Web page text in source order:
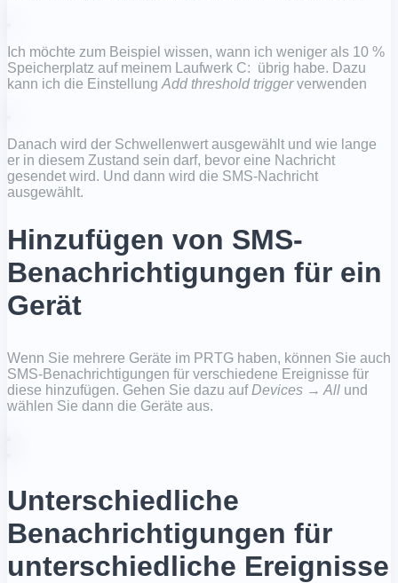
Ich möchte zum Beispiel wissen, wann ich weniger als 10 %
Speicherplatz auf meinem Laufwerk C: übrig habe. Dazu
kann ich die Einstellung Add threshold triggerverwenden
Danach wird der Schwellenwert ausgewählt und wie lange
er in diesem Zustand sein darf, bevor eine Nachricht
gesendet wird. Und dann wird die SMS-Nachricht
ausgewählt.
Hinzufügen von SMS-
Benachrichtigungen für ein
Gerät
Wenn Sie mehrere Geräte im PRTG haben, können Sie auch
SMS-Benachrichtigungen für verschiedene Ereignisse für
diese hinzufügen. Gehen Sie dazu aufDevices → All und
wählen Sie dann die Geräte aus.
Unterschiedliche
Benachrichtigungen für
unterschiedliche Ereignisse